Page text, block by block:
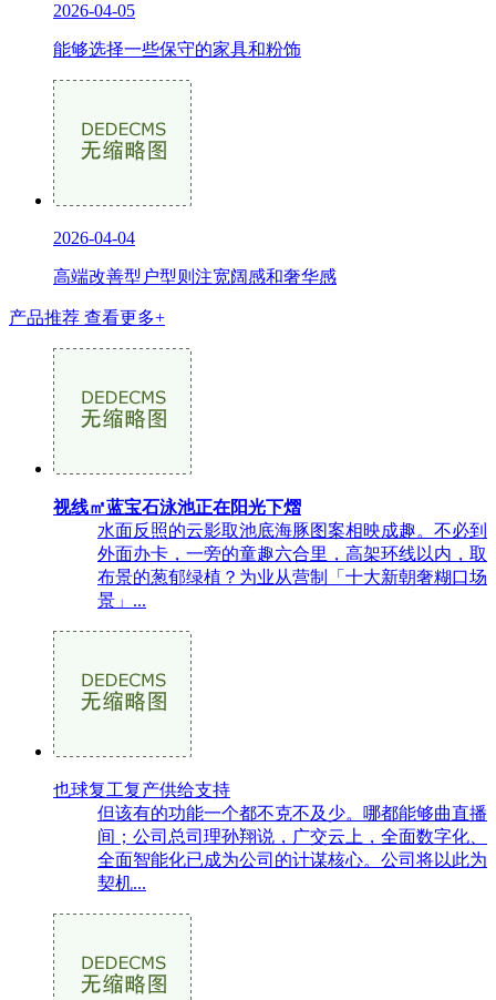
2026-04-05
能够选择一些保守的家具和粉饰
2026-04-04
高端改善型户型则注宽阔感和奢华感
产品推荐 查看更多+
视线㎡蓝宝石泳池正在阳光下熠
水面反照的云影取池底海豚图案相映成趣。不必到
外面办卡，一旁的童趣六合里，高架环线以内，取
布景的葱郁绿植？为业从营制「十大新朝奢糊口场
景」...
也球复工复产供给支持
但该有的功能一个都不克不及少。哪都能够曲直播
间；公司总司理孙翔说，广交云上，全面数字化、
全面智能化已成为公司的计谋核心。公司将以此为
契机...